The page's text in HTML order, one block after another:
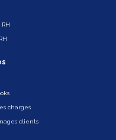
charges
clients